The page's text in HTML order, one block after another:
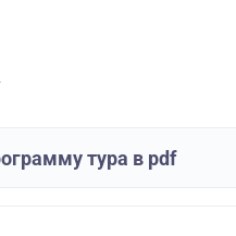
тура в pdf